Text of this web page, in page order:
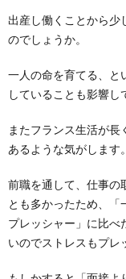
出産し働くことから少
のでしょうか。
一人の命を育てる、と
していることも影響し
またフランス生活が
あるような気がします。
前職を通して、仕事の
とも多かったため、
プレッシャー」に比べ
いのでストレスもプレ